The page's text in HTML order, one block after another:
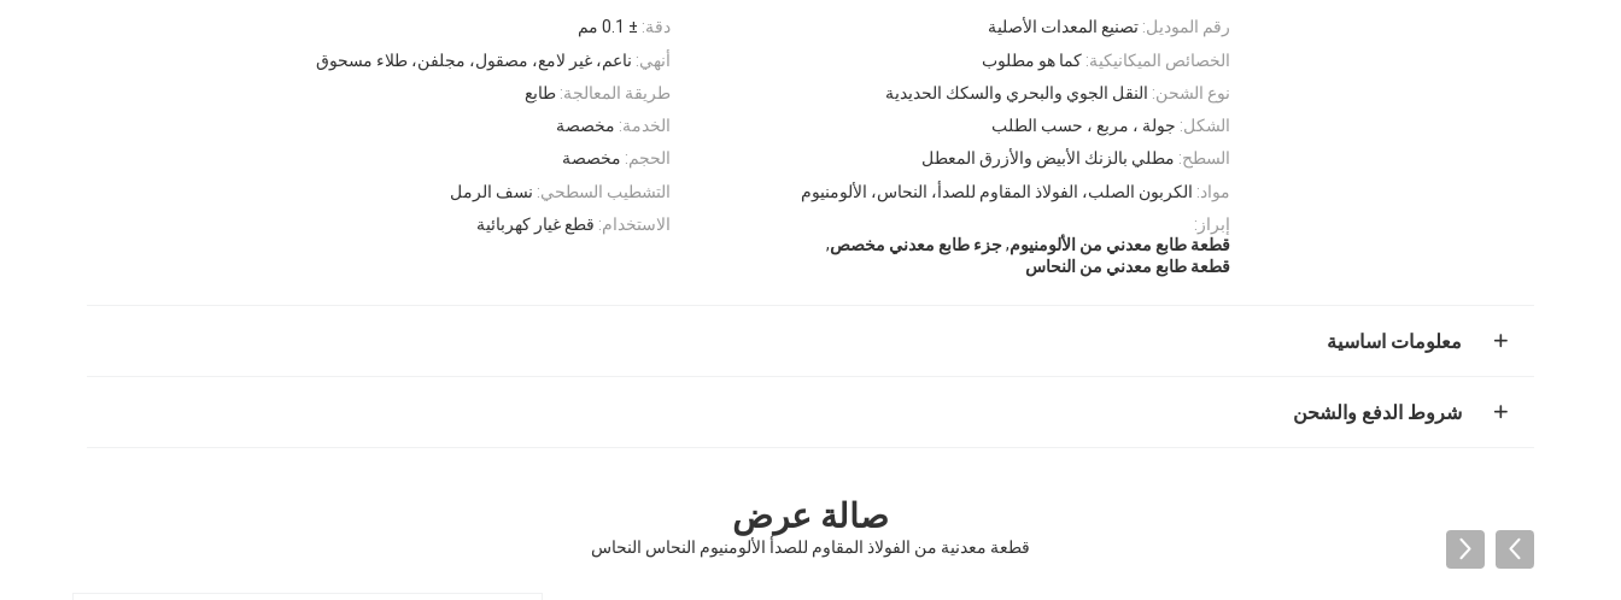
دقة: ± 0.1 مم رقم الموديل: تصنيع المعدات الأصلية
أنهي: ناعم، غير لامع، مصقول، مجلفن، طلاء مسحوق الخصائص الميكانيكية: كما هو مطلوب
طريقة المعالجة: طابع نوع الشحن: النقل الجوي والبحري والسكك الحديدية
الخدمة: مخصصة الشكل: جولة ، مربع ، حسب الطلب
الحجم: مخصصة السطح: مطلي بالزنك الأبيض والأزرق المعطل
التشطيب السطحي: نسف الرمل مواد: الكربون الصلب، الفولاذ المقاوم للصدأ، النحاس، الألومنيوم
الاستخدام: قطع غيار كهربائية
إبراز:
قطعة طابع معدني من الألومنيوم,جزء طابع معدني مخصص,
قطعة طابع معدني من النحاس
معلومات اساسية
شروط الدفع والشحن
صالة عرض
قطعة معدنية من الفولاذ المقاوم للصدأ الألومنيوم النحاس النحاس